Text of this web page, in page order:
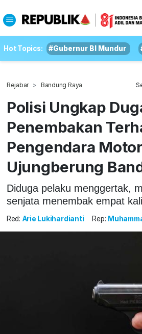
Hot Topics: #Gubernur BI Mundur
Rejabar Bandung Raya
Polisi Ungkap
Penembakan
Pengendara
Ujungberung
Diduga pelaku menggertak,
senjata menembak empat kali
Red: Arie Lukihardianti Rep: